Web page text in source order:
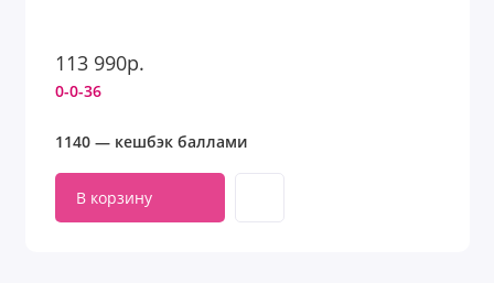
113 990р.
0-0-36
1140 — кешбэк баллами
В корзину